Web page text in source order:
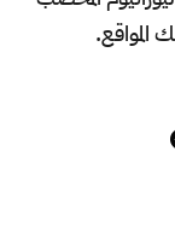
المواقع.